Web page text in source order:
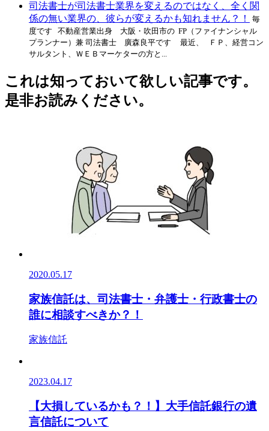
司法書士が司法書士業界を変えるのではなく、全く関
係の無い業界の、彼らが変えるかも知れません？！
毎
度です 不動産営業出身 大阪・吹田市の FP（ファイナンシャル
プランナー）兼 司法書士 廣森良平です 最近、 ＦＰ、経営コン
サルタント、ＷＥＢマーケターの方と...
これは知っておいて欲しい記事です。
是非お読みください。
2020.05.17
家族信託は、司法書士・弁護士・行政書士の
誰に相談すべきか？！
家族信託
2023.04.17
【大損しているかも？！】大手信託銀行の遺
言信託について